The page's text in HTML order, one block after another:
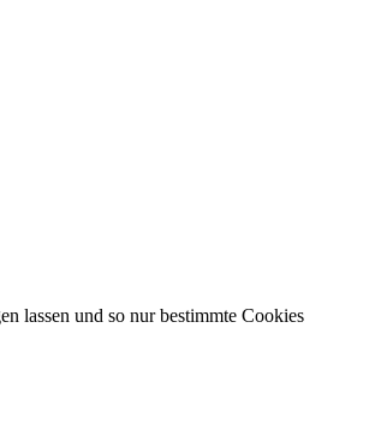
lassen und so nur bestimmte Cookies